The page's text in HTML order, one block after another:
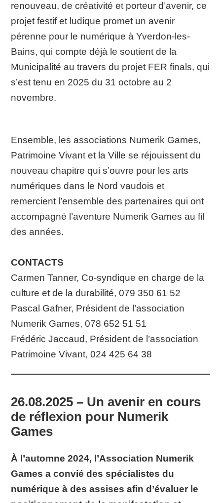
renouveau, de créativité et porteur d’avenir, ce
projet festif et ludique promet un avenir
pérenne pour le numérique à Yverdon-les-
Bains, qui compte déjà le soutient de la
Municipalité au travers du projet FER finals, qui
s’est tenu en 2025 du 31 octobre au 2
novembre.
Ensemble, les associations Numerik Games,
Patrimoine Vivant et la Ville se réjouissent du
nouveau chapitre qui s’ouvre pour les arts
numériques dans le Nord vaudois et
remercient l’ensemble des partenaires qui ont
accompagné l’aventure Numerik Games au fil
des années.
CONTACTS
Carmen Tanner, Co-syndique en charge de la
culture et de la durabilité, 079 350 61 52
Pascal Gafner, Président de l’association
Numerik Games, 078 652 51 51
Frédéric Jaccaud, Président de l’association
Patrimoine Vivant, 024 425 64 38
26.08.2025 – Un avenir en cours
de réflexion pour Numerik
Games
À l’automne 2024, l’Association Numerik
Games a convié des spécialistes du
numérique à des assises afin d’évaluer le